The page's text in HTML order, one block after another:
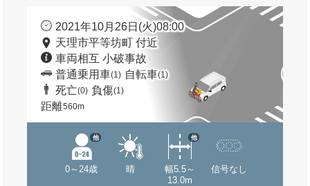
2021年10月26日(火)08:00
天理市平等坊町 付近
車両相互 小破事故
普通乗用車(1) 自転車(1)
死亡(0) 負傷(1)
距離560m
0～24歳
他
晴
幅5.5～
13.0m
他
信号なし